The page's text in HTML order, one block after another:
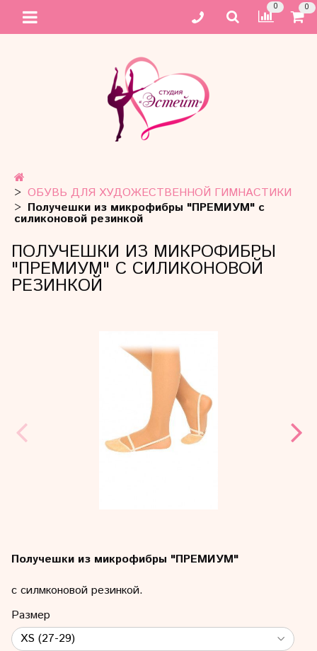
0 0
ОБУВЬ ДЛЯ ХУДОЖЕСТВЕННОЙ ГИМНАСТИКИ
Получешки из микрофибры "ПРЕМИУМ" с
силиконовой резинкой
ПОЛУЧЕШКИ ИЗ МИКРОФИБРЫ
"ПРЕМИУМ" С СИЛИКОНОВОЙ
РЕЗИНКОЙ
Получешки из микрофибры "ПРЕМИУМ"
с силмконовой резинкой.
Размер